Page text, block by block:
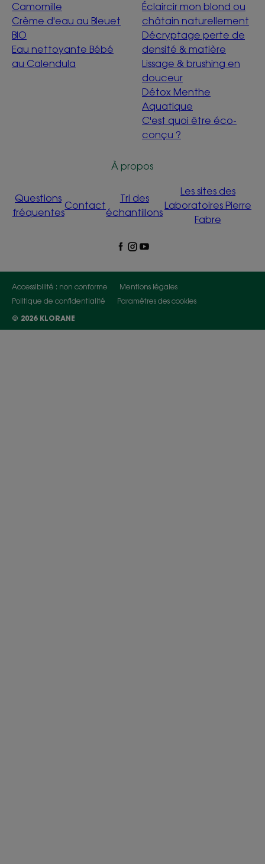
Camomille
Crème d'eau au Bleuet
BIO
Eau nettoyante Bébé
au Calendula
Éclaircir mon blond ou
châtain naturellement
Décryptage perte de
densité & matière
Lissage & brushing en
douceur
Détox Menthe
Aquatique
C'est quoi être éco-
conçu ?
À propos
Questions
fréquentes
Contact
Tri des
échantillons
Les sites des
Laboratoires Pierre
Fabre
Accessibilité : non conforme
Mentions légales
Politique de confidentialité
Paramètres des cookies
© 2026 KLORANE